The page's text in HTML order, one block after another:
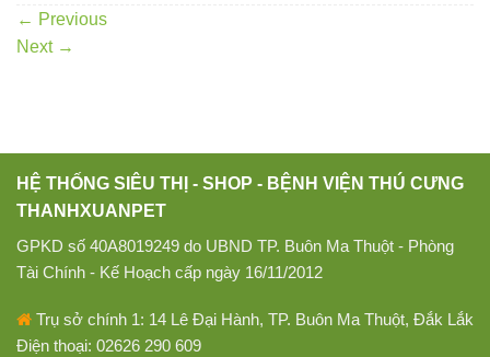
← Previous
Next →
HỆ THỐNG SIÊU THỊ - SHOP - BỆNH VIỆN THÚ CƯNG
THANHXUANPET
GPKD số 40A8019249 do UBND TP. Buôn Ma Thuột - Phòng
Tài Chính - Kế Hoạch cấp ngày 16/11/2012
Trụ sở chính 1: 14 Lê Đại Hành, TP. Buôn Ma Thuột, Đắk Lắk
Điện thoại: 02626 290 609